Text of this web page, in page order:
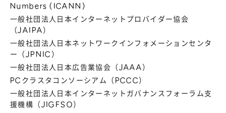
Numbers (ICANN)
一般社団法人日本インターネットプロバイダー協会
（JAIPA）
一般社団法人日本ネットワークインフォメーションセンタ
ー（JPNIC）
一般社団法人日本広告業協会（JAAA）
PCクラスタコンソーシアム（PCCC）
一般社団法人日本インターネットガバナンスフォーラム支
援機構（JIGFSO）